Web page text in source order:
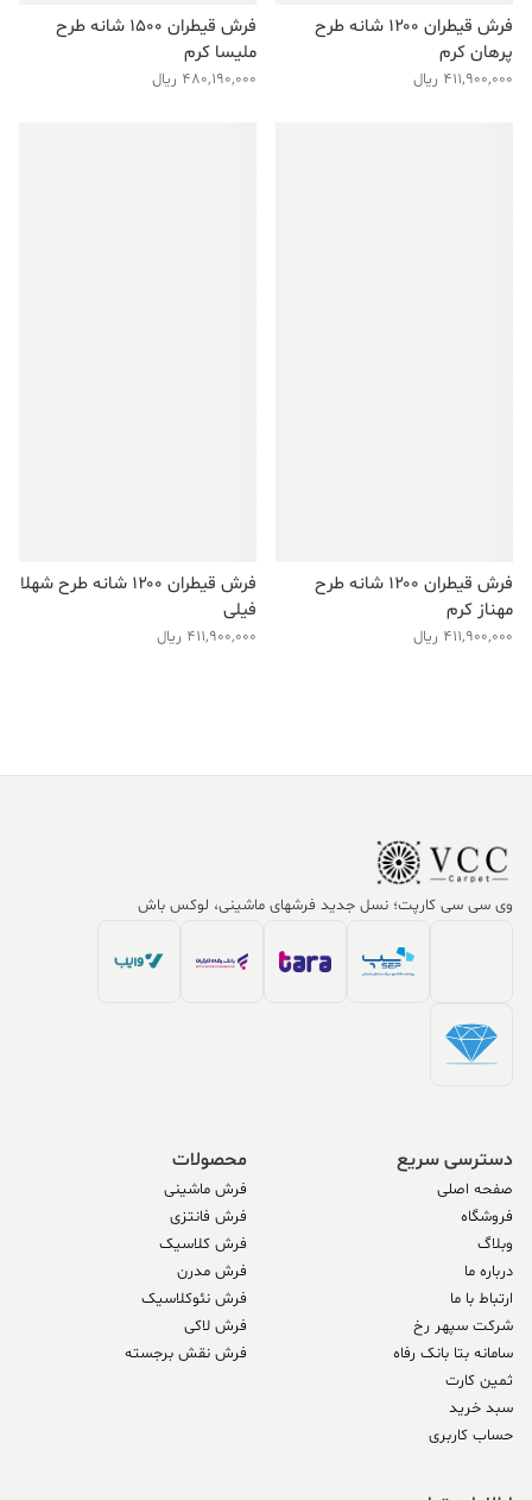
فرش قیطران ۱۲۰۰ شانه طرح
پرهان کرم
411,900,000 ریال
فرش قیطران ۱۵۰۰ شانه طرح
ملیسا کرم
480,190,000 ریال
فرش قیطران ۱۲۰۰ شانه طرح
مهناز کرم
411,900,000 ریال
فرش قیطران ۱۲۰۰ شانه طرح شهلا
فیلی
411,900,000 ریال
وی سی سی کارپت؛ نسل جدید فرشهای ماشینی، لوکس باش
دسترسی سریع
صفحه اصلی
فروشگاه
وبلاگ
درباره ما
ارتباط با ما
شرکت سپهر رخ
سامانه بتا بانک رفاه
ثمین کارت
سبد خرید
حساب کاربری
محصولات
فرش ماشینی
فرش فانتزی
فرش کلاسیک
فرش مدرن
فرش نئوکلاسیک
فرش لاکی
فرش نقش برجسته